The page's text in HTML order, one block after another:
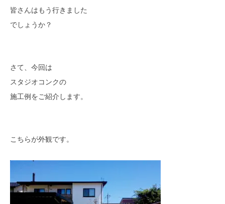
資料請求
皆さんはもう行きました
でしょうか？
さて、今回は
スタジオコンクの
施工例をご紹介します。
こちらが外観です。